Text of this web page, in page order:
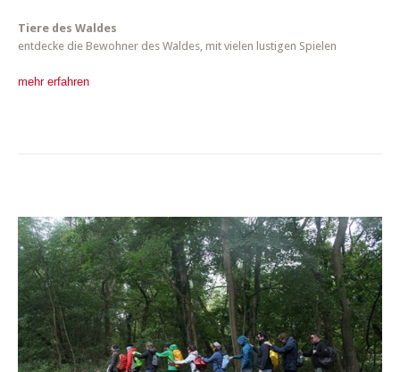
Tiere des Waldes
entdecke die Bewohner des Waldes, mit vielen lustigen Spielen
mehr erfahren